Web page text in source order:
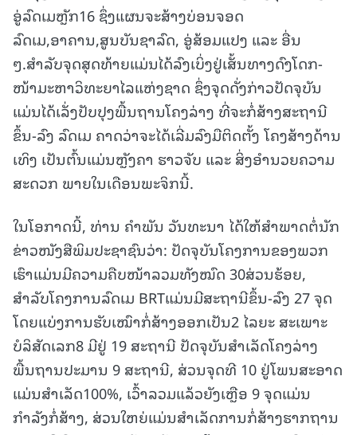
ອູ່ລົດເມຫຼັກ16 ຊຶ່ງແຜນຈະສ້າງບ່ອນຈອດ
ລົດເມ,ອາຄານ,ສູນບັນຊາລົດ, ອູ່ສ້ອມແປງ ແລະ ອື່ນ
ໆ.ສຳລັບຈຸດສຸດທ້າຍແມ່ນໄດ້ລົງເບິ່ງຢູ່ເສັ້ນທາງດົງໂດກ-
ໜ້າມະຫາວິທະຍາໄລແຫ່ງຊາດ ຊຶ່ງຈຸດດັ່ງກ່າວປັດຈຸບັນ
ແມ່ນໄດ້ເລັ່ງປັບປຸງພື້ນຖານໂຄງລ່າງ ທີ່ຈະກໍ່ສ້າງສະຖານີ
ຂຶ້ນ-ລົງ ລົດເມ ຄາດວ່າຈະໄດ້ເລີ່ມລົງມືຕິດຕັ້ງ ໂຄງສ້າງດ້ານ
ເທິງ ເປັນຕົ້ນແມ່ນຫຼັງຄາ ຮາວຈັບ ແລະ ສິ່ງອຳນວຍຄວາມ
ສະດວກ ພາຍໃນເດືອນພະຈິກນີ້.
ໃນໂອກາດນີ້, ທ່ານ ຄຳພັນ ວັນທະນາ ໄດ້ໃຫ້ສຳພາດຕໍ່ນັກ
ຂ່າວໜັງສືພິມປະຊາຊົນວ່າ: ປັດຈຸບັນໂຄງການຂອງພວກ
ເຮົາແມ່ນມີຄວາມຄືບໜ້າລວມທັງໝົດ 30ສ່ວນຮ້ອຍ,
ສຳລັບໂຄງການລົດເມ BRTແມ່ນມີສະຖານີຂຶ້ນ-ລົງ 27 ຈຸດ
ໂດຍແບ່ງການຮັບເໝົາກໍ່ສ້າງອອກເປັນ2 ໄລຍະ ສະເພາະ
ບໍລິສັດເລກ8 ມີຢູ່ 19 ສະຖານີ ປັດຈຸບັນສຳເລັດໂຄງລ່າງ
ພື້ນຖານປະມານ 9 ສະຖານີ, ສ່ວນຈຸດທີ 10 ຢູ່ໂພນສະອາດ
ແມ່ນສຳເລັດ100%, ເວົ້າລວມແລ້ວຍັງເຫຼືອ 9 ຈຸດແມ່ນ
ກຳລັງກໍ່ສ້າງ, ສ່ວນໃຫຍ່ແມ່ນສໍາເລັດການກໍ່ສ້າງຮາກຖານ